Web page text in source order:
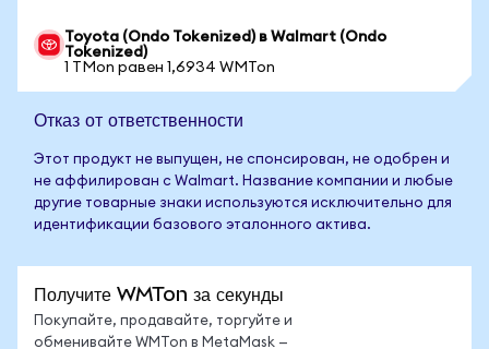
Toyota (Ondo Tokenized) в Walmart (Ondo
Tokenized)
1 TMon равен 1,6934 WMTon
Отказ от ответственности
Этот продукт не выпущен, не спонсирован, не одобрен и
не аффилирован с Walmart. Название компании и любые
другие товарные знаки используются исключительно для
идентификации базового эталонного актива.
Получите WMTon за секунды
Покупайте, продавайте, торгуйте и
обменивайте WMTon в MetaMask —